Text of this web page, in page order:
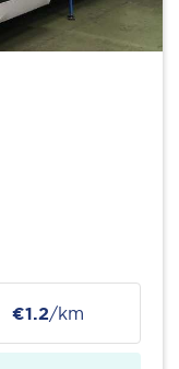
€1.2/km